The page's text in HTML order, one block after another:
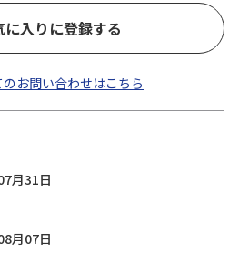
に入りに登録する
お問い合わせはこちら
月31日
月07日